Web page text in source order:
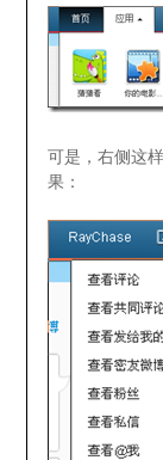
可是，右侧这
果：